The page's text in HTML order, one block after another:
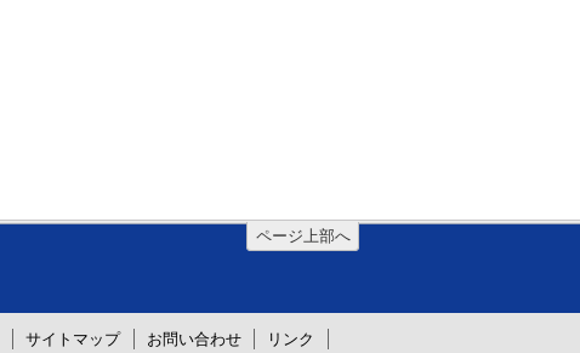
ページ上部へ
サイトマップ お問い合わせ リンク